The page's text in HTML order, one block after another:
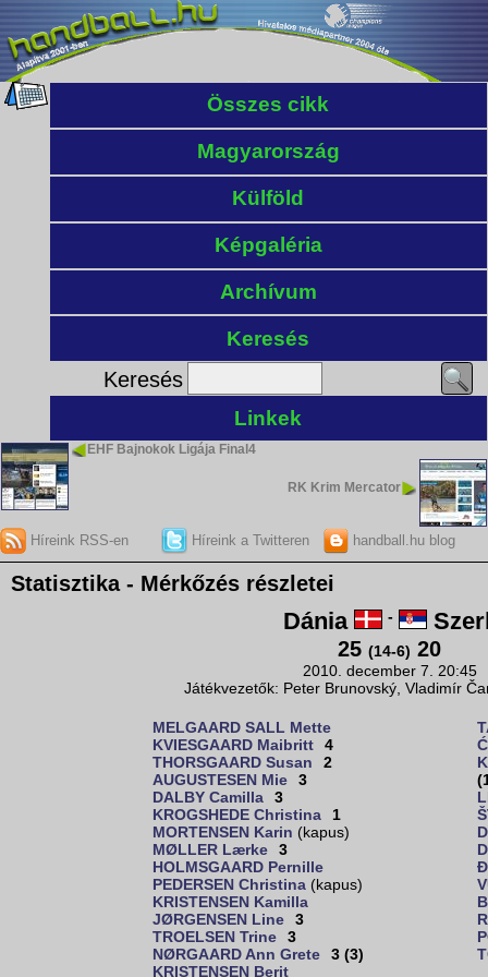
Összes cikk
Magyarország
Külföld
Képgaléria
Archívum
Keresés
Keresés
Linkek
EHF Bajnokok Ligája Final4
RK Krim Mercator
Híreink RSS-en Híreink a Twitteren handball.hu blog
Statisztika - Mérkőzés részletei
Dánia -
25 (14-6) 20
2010. december 7. 20:45
Játékvezetők: Peter Brunovský, Vladimír
MELGAARD SALL Mette
KVIESGAARD Maibritt
4
THORSGAARD Susan
2
AUGUSTESEN Mie
3
DALBY Camilla
3
KROGSHEDE Christina
1
MORTENSEN Karin (kapus)
MØLLER Lærke
3
HOLMSGAARD Pernille
PEDERSEN Christina (kapus)
KRISTENSEN Kamilla
JØRGENSEN Line
3
TROELSEN Trine
3
NØRGAARD Ann Grete
3 (3)
KRISTENSEN Berit